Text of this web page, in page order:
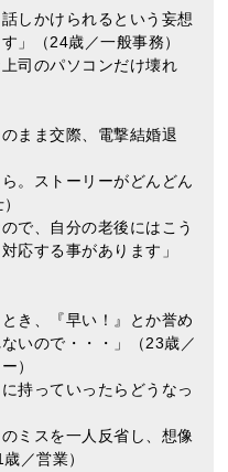
しかけられるという妄想
」（24歳／一般事務）
司のパソコンだけ壊れ
まま交際、電撃結婚退
。ストーリーがどんどん
で、自分の老後にはこう
応する事があります」
き、『早い！』とか誉め
いので・・・」（23歳／
）
持っていったらどうなっ
ミスを一人反省し、想像
／営業）